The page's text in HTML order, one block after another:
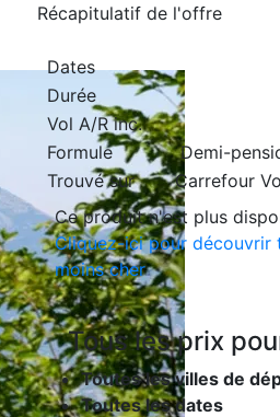
Récapitulatif de l'offre
Dates
Durée
Vol A/R inc.
Formule
Demi-
Trouvé sur
Carrefour
Ce produit n'est plus
Cliquez-ici pour découvrir
moins cher
Tous les prix
Toutes les villes de
Toutes les dates